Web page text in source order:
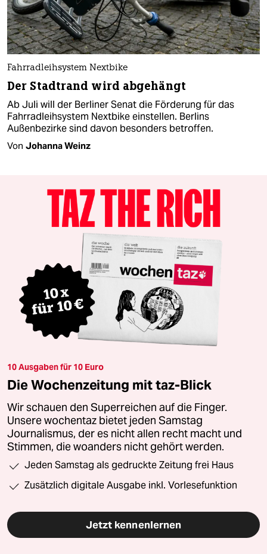
Fahrradleihsystem Nextbike
Der Stadtrand wird abgehängt
Ab Juli will der Berliner Senat die Förderung für das
Fahrradleihsystem Nextbike einstellen. Berlins
Außenbezirke sind davon besonders betroffen.
Von Johanna Weinz
10 Ausgaben für 10 Euro
Die Wochenzeitung mit taz-Blick
Wir schauen den Superreichen auf die Finger.
Unsere wochentaz bietet jeden Samstag
Journalismus, der es nicht allen recht macht und
Stimmen, die woanders nicht gehört werden.
Jeden Samstag als gedruckte Zeitung frei Haus
Zusätzlich digitale Ausgabe inkl. Vorlesefunktion
Jetzt kennenlernen